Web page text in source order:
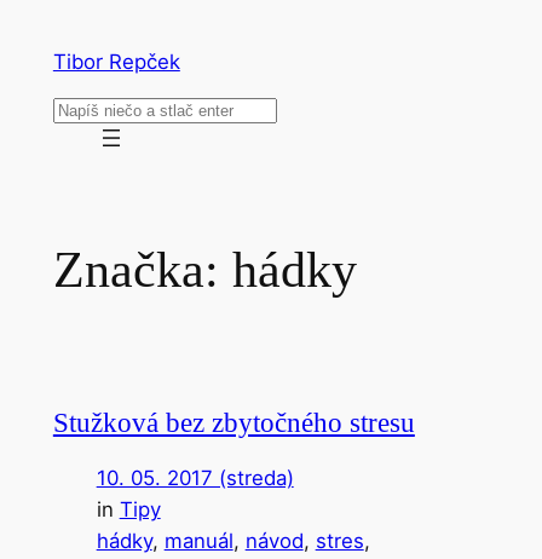
Tibor Repček
Hľadať
Značka: hádky
Stužková bez zbytočného stresu
10. 05. 2017 (streda)
in Tipy
hádky, manuál, návod, stres